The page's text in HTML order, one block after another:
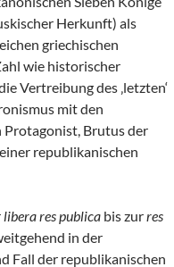
Herkunft) als
griechischen
wie historischer
Vertreibung des ‚letzten‘
mit den
Protagonist, Brutus der
republikanischen
libera res publica bis zurres
in der
Fall der republikanischen